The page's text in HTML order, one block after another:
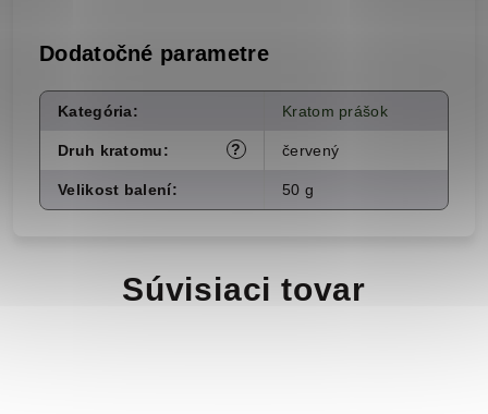
Dodatočné parametre
Kategória: Kratom prášok
?
Druh kratomu: červený
Velikost balení: 50 g
Súvisiaci tovar